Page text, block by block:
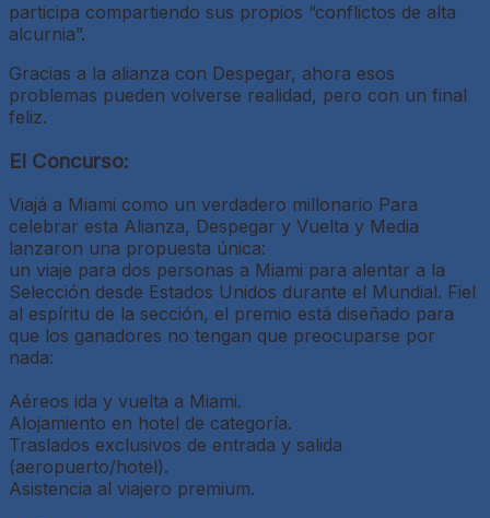
participa compartiendo sus propios “conflictos de alta
alcurnia”.
Gracias a la alianza con Despegar, ahora esos
problemas pueden volverse realidad, pero con un final
feliz.
El Concurso:
Viajá a Miami como un verdadero millonario Para
celebrar esta Alianza, Despegar y Vuelta y Media
lanzaron una propuesta única:
un viaje para dos personas a Miami para alentar a la
Selección desde Estados Unidos durante el Mundial. Fiel
al espíritu de la sección, el premio está diseñado para
que los ganadores no tengan que preocuparse por
nada:
Aéreos ida y vuelta a Miami.
Alojamiento en hotel de categoría.
Traslados exclusivos de entrada y salida
(aeropuerto/hotel).
Asistencia al viajero premium.